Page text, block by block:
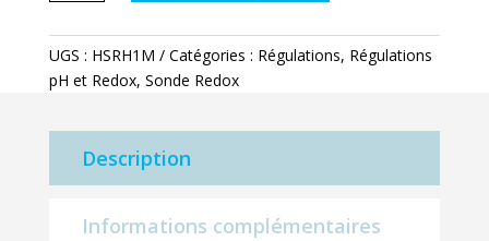
Redox
1m
UGS : HSRH1M Catégories : Régulations, Régulations
pH et Redox, Sonde Redox
Description
Informations complémentaires